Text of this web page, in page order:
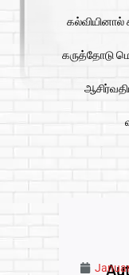
கல்வியினால்
கருத்தோடு